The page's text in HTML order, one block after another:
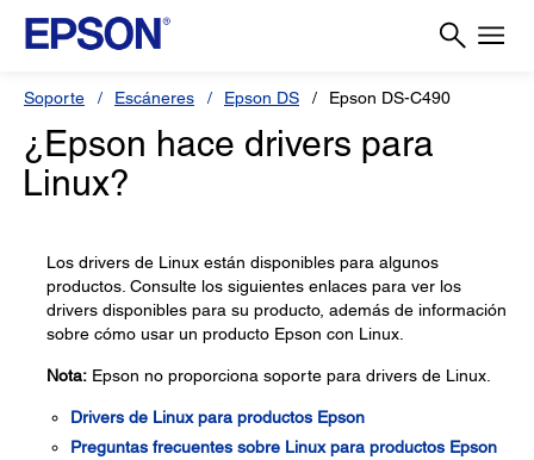
Soporte Escáneres Epson DS Epson DS-C490
¿Epson hace drivers para
Linux?
Los drivers de Linux están disponibles para algunos
productos. Consulte los siguientes enlaces para ver los
drivers disponibles para su producto, además de información
sobre cómo usar un producto Epson con Linux.
Nota: Epson no proporciona soporte para drivers de Linux.
Drivers de Linux para productos Epson
Preguntas frecuentes sobre Linux para productos Epson